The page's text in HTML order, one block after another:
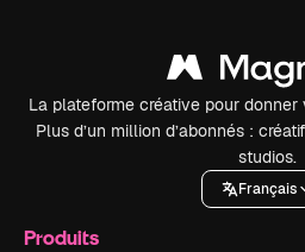
La plateforme créative pour
Plus d’un million d’abonnés :
studios.
Français
Produits